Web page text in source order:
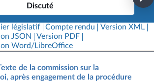
Discuté
législatif Compte rendu
Version XML
JSON
Version PDF
Word/LibreOffice
de la commission sur la
après engagement de la procédure